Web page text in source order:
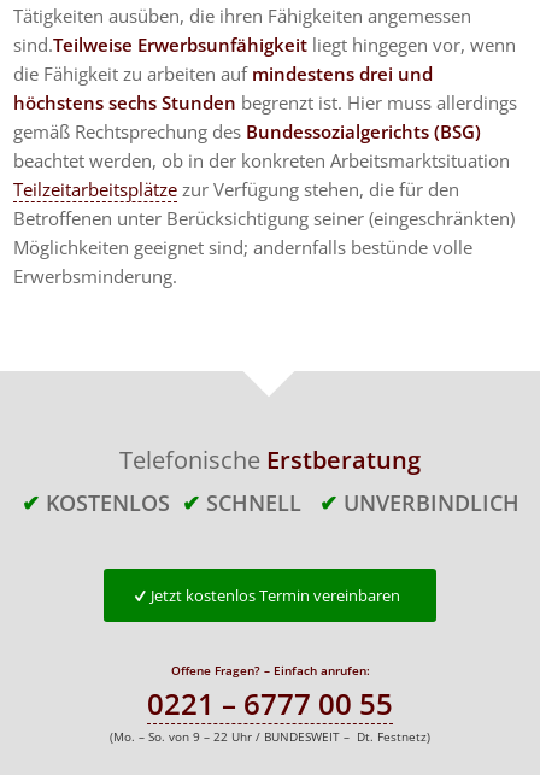
Tätigkeiten ausüben, die ihren Fähigkeiten angemessen
sind.Teilweise Erwerbsunfähigkeit liegt hingegen vor, wenn
die Fähigkeit zu arbeiten auf mindestens drei und
höchstens sechs Stunden begrenzt ist. Hier muss allerdings
gemäß Rechtsprechung des Bundessozialgerichts (BSG)
beachtet werden, ob in der konkreten Arbeitsmarktsituation
Teilzeitarbeitsplätze zur Verfügung stehen, die für den
Betroffenen unter Berücksichtigung seiner (eingeschränkten)
Möglichkeiten geeignet sind; andernfalls bestünde volle
Erwerbsminderung.
Telefonische Erstberatung
✔ KOSTENLOS ✔ SCHNELL ✔ UNVERBINDLICH
Jetzt kostenlos Termin vereinbaren
Offene Fragen? – Einfach anrufen:
0221 – 6777 00 55
(Mo. – So. von 9 – 22 Uhr / BUNDESWEIT – Dt. Festnetz)